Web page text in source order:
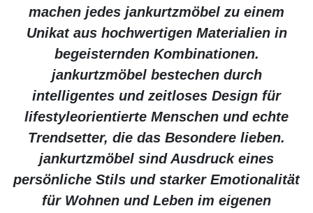
machen jedes jankurtzmöbel zu einem
Unikat aus hochwertigen Materialien in
begeisternden Kombinationen.
jankurtzmöbel bestechen durch
intelligentes und zeitloses Design für
lifestyleorientierte Menschen und echte
Trendsetter, die das Besondere lieben.
jankurtzmöbel sind Ausdruck eines
persönliche Stils und starker Emotionalität
für Wohnen und Leben im eigenen